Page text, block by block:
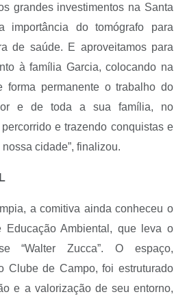
grandes investimentos na Santa
importância do tomógrafo para
de saúde. E aproveitamos para
à família Garcia, colocando na
forma permanente o trabalho do
e de toda a sua família, no
e trazendo conquistas e
cidade”, finalizou.
a comitiva ainda conheceu o
Educação Ambiental, que leva o
“Walter Zucca”. O espaço,
Clube de Campo, foi estruturado
e a valorização de seu entorno,